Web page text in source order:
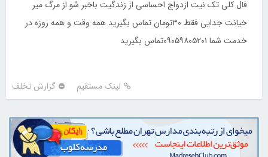
فال کلی تک نیت ازدواج احساسی از زندگیت باخبر شو از مرگ میر
خیانت جدایی فقط ۳۰تومان تماس بگیرید همه وقت و همه روزه در
خدمت شما ۰۹۰۵۹۸۰۵۲۰۱تماس بگیرید
لینک مستقیم گزارش تخلف